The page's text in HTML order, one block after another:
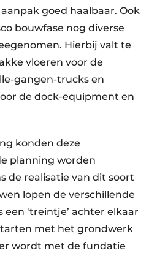
goed haalbaar. Ook
bouwfase nog diverse
Hierbij valt te
vloeren voor de
gangen-trucks en
de dock-equipment en
konden deze
planning worden
de realisatie van dit soort
lopen de verschillende
‘treintje’ achter elkaar
met het grondwerk
wordt met de fundatie